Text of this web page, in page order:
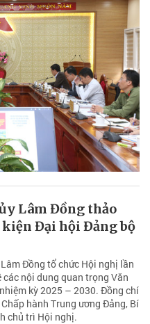
Lâm Đồng thảo
kiện Đại hội Đảng bộ
Đồng tổ chức Hội nghị lần
nội dung quan trọng Văn
kỳ 2025 – 2030. Đồng chí
hành Trung ương Đảng, Bí
chủ trì Hội nghị.